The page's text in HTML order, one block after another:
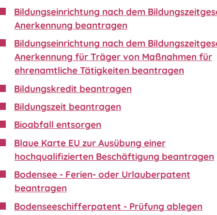
Bildungseinrichtung nach dem
Anerkennung beantragen
Bildungseinrichtung nach dem
Anerkennung für Träger von Maßnahmen für
ehrenamtliche Tätigkeiten beantragen
Bildungskredit beantragen
Bildungszeit beantragen
Bioabfall entsorgen
Blaue Karte EU zur Ausübung einer
hochqualifizierten Beschäftigung beantragen
Bodensee - Ferien- oder Urlauberpatent
beantragen
Bodenseeschifferpatent - Prüfung ablegen